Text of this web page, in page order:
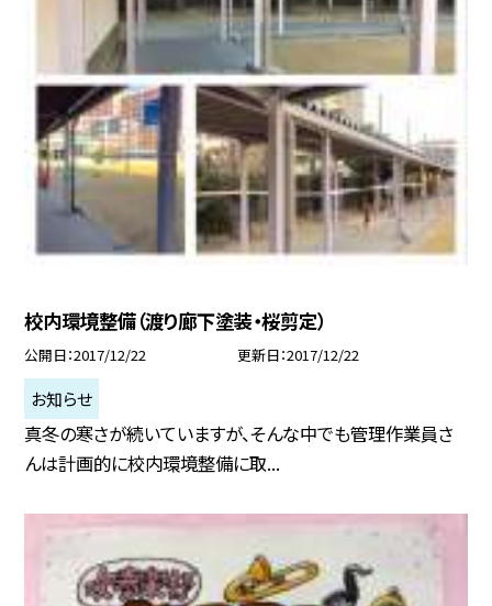
校内環境整備（渡り廊下塗装・桜剪定）
公開日 2017/12/22 更新日 2017/12/22
お知らせ
真冬の寒さが続いていますが、そんな中でも管理作業員さ
んは計画的に校内環境整備に取...